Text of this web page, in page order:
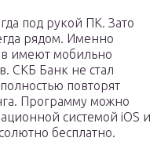
под рукой ПК. Зато
рядом. Именно
имеют мобильно
СКБ Банк не стал
повторят
Программу можно
системой iOS и
бесплатно.